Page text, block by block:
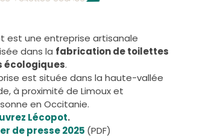
est une entreprise artisanale
dans la fabrication de toilettes
écologiques.
est située dans la haute-vallée
à proximité de Limoux et
en Occitanie.
Lécopot.
de presse 2025 (PDF)